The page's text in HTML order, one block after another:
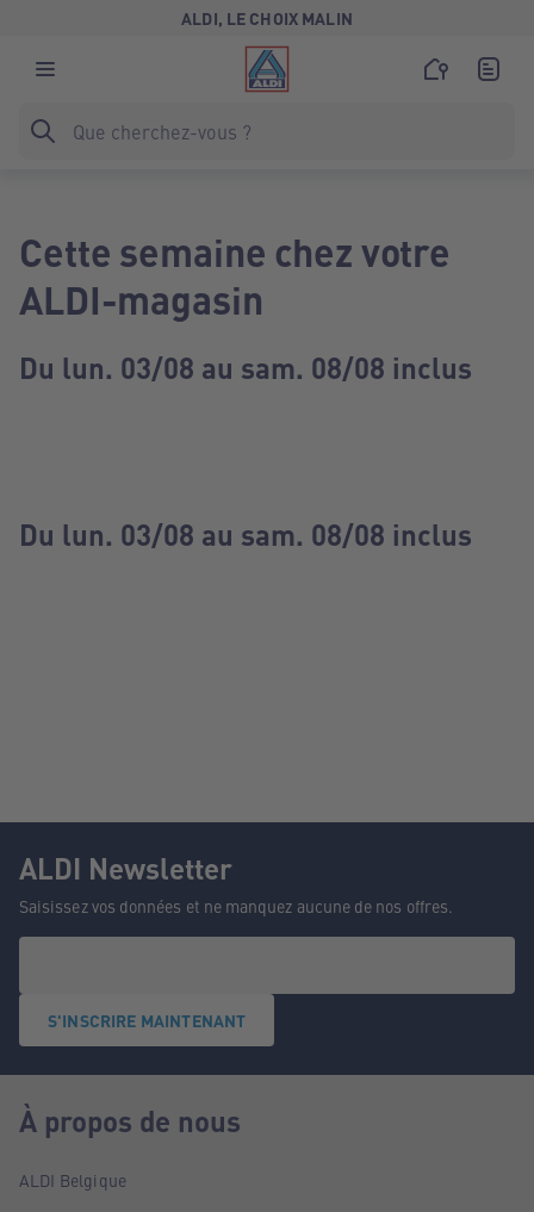
ALDI, LE CHOIX MALIN
Cette semaine chez votre
ALDI-magasin
Du lun. 03/08 au sam. 08/08 inclus
Du lun. 03/08 au sam. 08/08 inclus
ALDI Newsletter
Saisissez vos données et ne manquez aucune de nos offres.
S'INSCRIRE MAINTENANT
À propos de nous
ALDI Belgique